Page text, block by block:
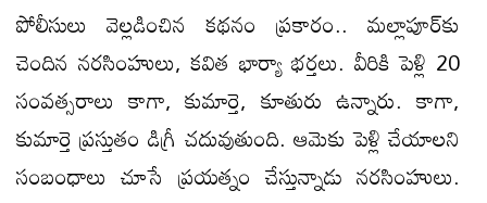
పోలీసులు వెల్లడించిన కథనం ప్రకారం.. మల్లాపూర్‌కు
చెందిన నరసింహులు, కవిత భార్యా భర్తలు. వీరికి పెళ్లి 20
సంవత్సరాలు కాగా, కుమార్తె, కూతురు ఉన్నారు. కాగా,
కుమార్తె ప్రస్తుతం డిగ్రీ చదువుతుంది. ఆమెకు పెళ్లి చేయాలని
సంబంధాలు చూసే ప్రయత్నం చేస్తున్నాడు నరసింహులు.